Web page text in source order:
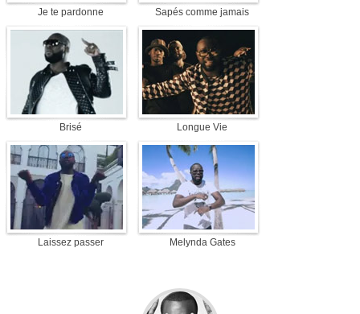
Je te pardonne Sapés comme jamais
Brisé Longue Vie
Laissez passer Melynda Gates